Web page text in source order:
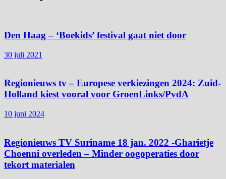
Den Haag – ‘Boekids’ festival gaat niet door
30 juli 2021
Regionieuws tv – Europese verkiezingen 2024: Zuid-
Holland kiest vooral voor GroenLinks/PvdA
10 juni 2024
Regionieuws TV Suriname 18 jan. 2022 -Gharietje
Choenni overleden – Minder oogoperaties door
tekort materialen